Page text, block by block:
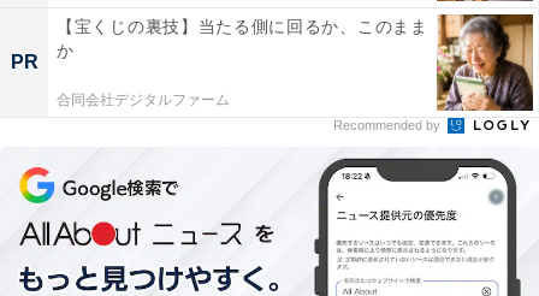
PR
【宝くじの裏技】当たる側に回るか、このまま
か
合同会社デジタルファーム
Recommended by